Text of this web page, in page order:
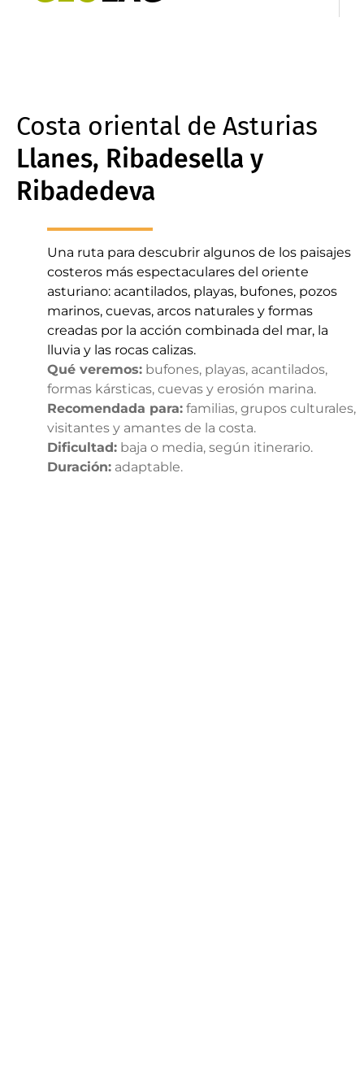
Costa oriental de Asturias
Llanes, Ribadesella y
Ribadedeva
Una ruta para descubrir algunos de los paisajes
costeros más espectaculares del oriente
asturiano: acantilados, playas, bufones, pozos
marinos, cuevas, arcos naturales y formas
creadas por la acción combinada del mar, la
lluvia y las rocas calizas.
Qué veremos: bufones, playas, acantilados,
formas kársticas, cuevas y erosión marina.
Recomendada para: familias, grupos culturales,
visitantes y amantes de la costa.
Dificultad: baja o media, según itinerario.
Duración: adaptable.